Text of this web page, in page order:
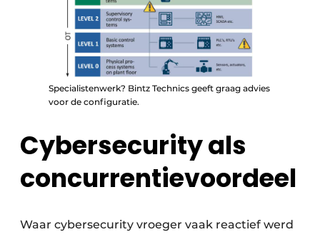
Specialistenwerk? Bintz Technics geeft graag advies
voor de configuratie.
Cybersecurity als
concurrentievoordeel
Waar cybersecurity vroeger vaak reactief werd